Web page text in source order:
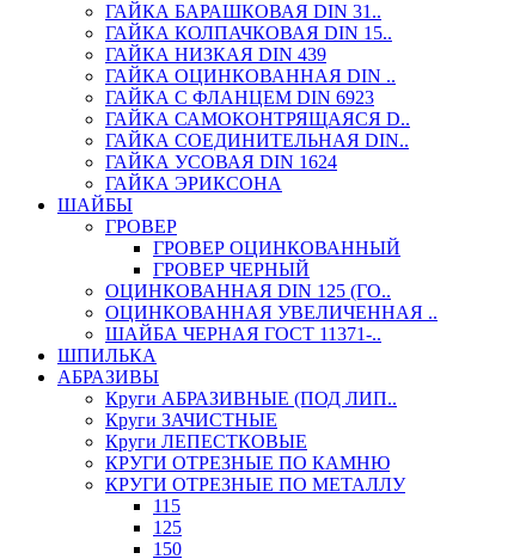
ГАЙКА БАРАШКОВАЯ DIN 31..
ГАЙКА КОЛПАЧКОВАЯ DIN 15..
ГАЙКА НИЗКАЯ DIN 439
ГАЙКА ОЦИНКОВАННАЯ DIN ..
ГАЙКА С ФЛАНЦЕМ DIN 6923
ГАЙКА САМОКОНТРЯЩАЯСЯ D..
ГАЙКА СОЕДИНИТЕЛЬНАЯ DIN..
ГАЙКА УСОВАЯ DIN 1624
ГАЙКА ЭРИКСОНА
ШАЙБЫ
ГРОВЕР
ГРОВЕР ОЦИНКОВАННЫЙ
ГРОВЕР ЧЕРНЫЙ
ОЦИНКОВАННАЯ DIN 125 (ГО..
ОЦИНКОВАННАЯ УВЕЛИЧЕННАЯ ..
ШАЙБА ЧЕРНАЯ ГОСТ 11371-..
ШПИЛЬКА
АБРАЗИВЫ
Круги АБРАЗИВНЫЕ (ПОД ЛИП..
Круги ЗАЧИСТНЫЕ
Круги ЛЕПЕСТКОВЫЕ
КРУГИ ОТРЕЗНЫЕ ПО КАМНЮ
КРУГИ ОТРЕЗНЫЕ ПО МЕТАЛЛУ
115
125
150